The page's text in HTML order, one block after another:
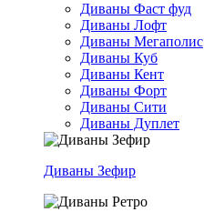
Диваны Фаст фуд
Диваны Лофт
Диваны Мегаполис
Диваны Куб
Диваны Кент
Диваны Форт
Диваны Сити
Диваны Дуплет
Диваны Зефир